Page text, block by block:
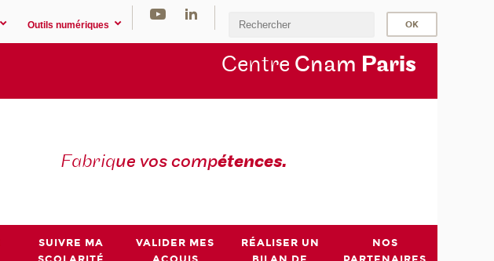
Outils numériques
Centre Cnam Paris
Fabrique vos compétences.
SUIVRE MA
VALIDER MES
RÉALISER UN
NOS